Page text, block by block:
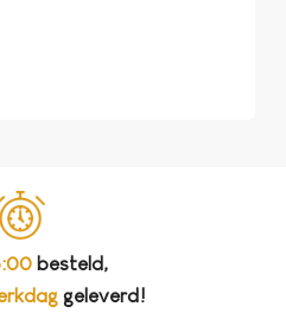
besteld,
geleverd!